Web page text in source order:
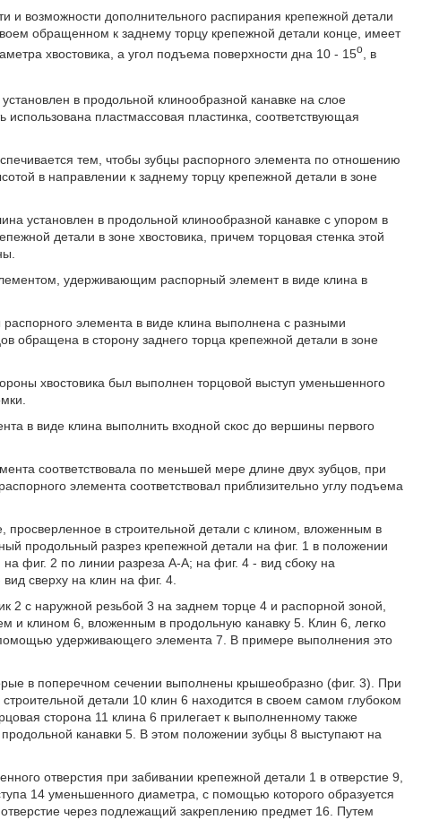
возможности дополнительного распирания крепежной детали
обращенном к заднему торцу крепежной детали конце, имеет
хвостовика, а угол подъема поверхности дна 10 - 15o
, в
в продольной клинообразной канавке на слое
пластмассовая пластинка, соответствующая
тем, чтобы зубцы распорного элемента по отношению
в направлении к заднему торцу крепежной детали в зоне
установлен в продольной клинообразной канавке с упором в
детали в зоне хвостовика, причем торцовая стенка этой
удерживающим распорный элемент в виде клина в
элемента в виде клина выполнена с разными
обращена в сторону заднего торца крепежной детали в зоне
хвостовика был выполнен торцовой выступ уменьшенного
в виде клина выполнить входной скос до вершины первого
соответствовала по меньшей мере длине двух зубцов, при
элемента соответствовал приблизительно углу подъема
просверленное в строительной детали с клином, вложенным в
продольный разрез крепежной детали на фиг. 1 в положении
фиг. 2 по линии разреза А-А; на фиг. 4 - вид сбоку на
сверху на клин на фиг. 4.
2 с наружной резьбой 3 на заднем торце 4 и распорной зоной,
и клином 6, вложенным в продольную канавку 5. Клин 6, легко
удерживающего элемента 7. В примере выполнения это
в поперечном сечении выполнены крышеобразно (фиг. 3). При
детали 10 клин 6 находится в своем самом глубоком
сторона 11 клина 6 прилегает к выполненному также
канавки 5. В этом положении зубцы 8 выступают на
отверстия при забивании крепежной детали 1 в отверстие 9,
14 уменьшенного диаметра, с помощью которого образуется
через подлежащий закреплению предмет 16. Путем